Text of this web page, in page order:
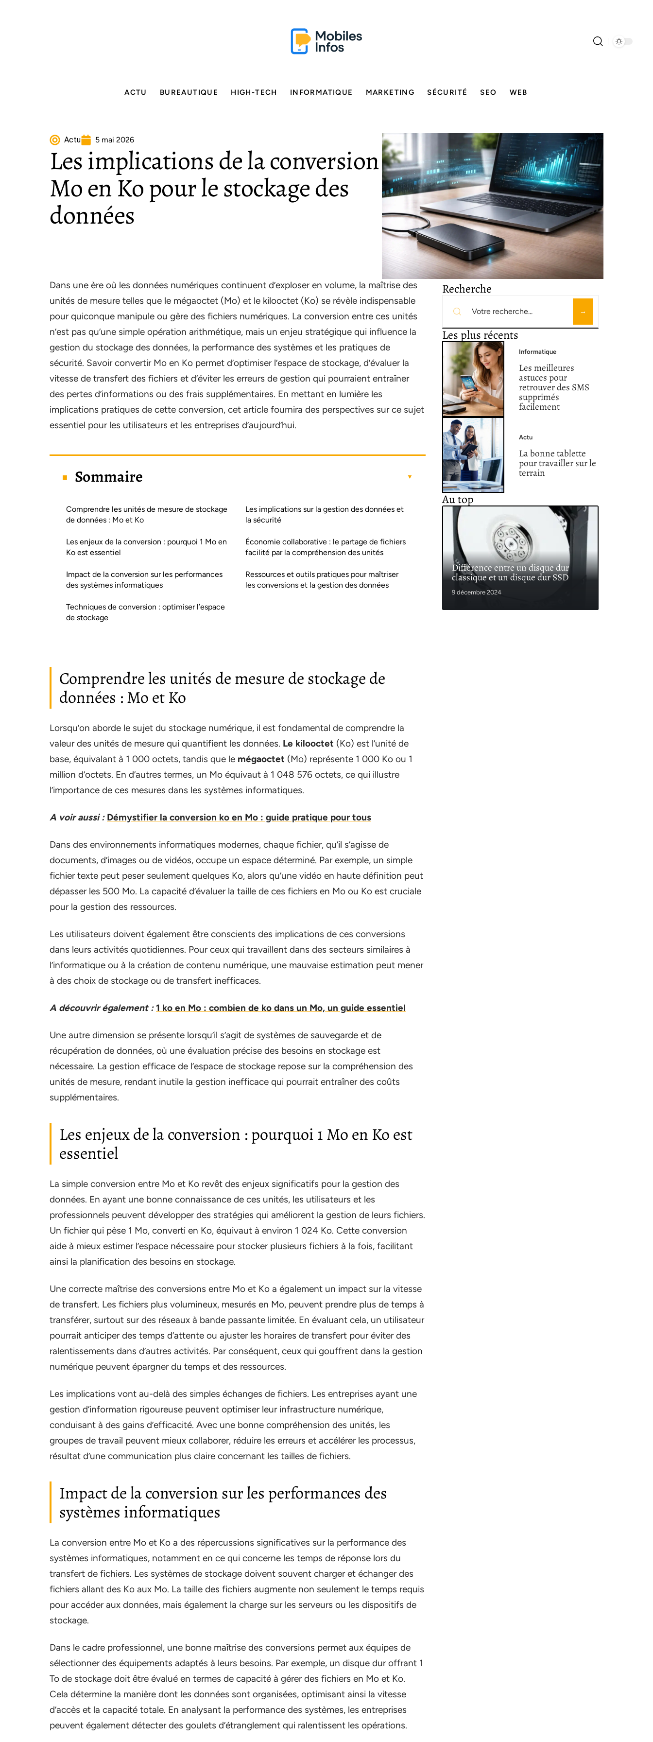
ACTU BUREAUTIQUE HIGH-TECH INFORMATIQUE MARKETING SÉCURITÉ SEO WEB
Actu 5 mai 2026
Les implications de la conversion
Mo en Ko pour le stockage des
données
Dans une ère où les données numériques continuent d’exploser en volume, la maîtrise des
unités de mesure telles que le mégaoctet (Mo) et le kilooctet (Ko) se révèle indispensable
pour quiconque manipule ou gère des fichiers numériques. La conversion entre ces unités
n’est pas qu’une simple opération arithmétique, mais un enjeu stratégique qui influence la
gestion du stockage des données, la performance des systèmes et les pratiques de
sécurité. Savoir convertir Mo en Ko permet d’optimiser l’espace de stockage, d’évaluer la
vitesse de transfert des fichiers et d’éviter les erreurs de gestion qui pourraient entraîner
des pertes d’informations ou des frais supplémentaires. En mettant en lumière les
implications pratiques de cette conversion, cet article fournira des perspectives sur ce sujet
essentiel pour les utilisateurs et les entreprises d’aujourd’hui.
Sommaire
Comprendre les unités de mesure de stockage
de données : Mo et Ko
Les enjeux de la conversion : pourquoi 1 Mo en
Ko est essentiel
Impact de la conversion sur les performances
des systèmes informatiques
Techniques de conversion : optimiser l’espace
de stockage
Les implications sur la gestion des données et
la sécurité
Économie collaborative : le partage de fichiers
facilité par la compréhension des unités
Ressources et outils pratiques pour maîtriser
les conversions et la gestion des données
Comprendre les unités de mesure de stockage de
données : Mo et Ko
Lorsqu’on aborde le sujet du stockage numérique, il est fondamental de comprendre la
valeur des unités de mesure qui quantifient les données. Le kilooctet (Ko) est l’unité de
base, équivalant à 1 000 octets, tandis que le mégaoctet (Mo) représente 1 000 Ko ou 1
million d’octets. En d’autres termes, un Mo équivaut à 1 048 576 octets, ce qui illustre
l’importance de ces mesures dans les systèmes informatiques.
A voir aussi : Démystifier la conversion ko en Mo : guide pratique pour tous
Dans des environnements informatiques modernes, chaque fichier, qu’il s’agisse de
documents, d’images ou de vidéos, occupe un espace déterminé. Par exemple, un simple
fichier texte peut peser seulement quelques Ko, alors qu’une vidéo en haute définition peut
dépasser les 500 Mo. La capacité d’évaluer la taille de ces fichiers en Mo ou Ko est cruciale
pour la gestion des ressources.
Les utilisateurs doivent également être conscients des implications de ces conversions
dans leurs activités quotidiennes. Pour ceux qui travaillent dans des secteurs similaires à
l’informatique ou à la création de contenu numérique, une mauvaise estimation peut mener
à des choix de stockage ou de transfert inefficaces.
A découvrir également : 1 ko en Mo : combien de ko dans un Mo, un guide essentiel
Une autre dimension se présente lorsqu’il s’agit de systèmes de sauvegarde et de
récupération de données, où une évaluation précise des besoins en stockage est
nécessaire. La gestion efficace de l’espace de stockage repose sur la compréhension des
unités de mesure, rendant inutile la gestion inefficace qui pourrait entraîner des coûts
supplémentaires.
Les enjeux de la conversion : pourquoi 1 Mo en Ko est
essentiel
La simple conversion entre Mo et Ko revêt des enjeux significatifs pour la gestion des
données. En ayant une bonne connaissance de ces unités, les utilisateurs et les
professionnels peuvent développer des stratégies qui améliorent la gestion de leurs fichiers.
Un fichier qui pèse 1 Mo, converti en Ko, équivaut à environ 1 024 Ko. Cette conversion
aide à mieux estimer l’espace nécessaire pour stocker plusieurs fichiers à la fois, facilitant
ainsi la planification des besoins en stockage.
Une correcte maîtrise des conversions entre Mo et Ko a également un impact sur la vitesse
de transfert. Les fichiers plus volumineux, mesurés en Mo, peuvent prendre plus de temps à
transférer, surtout sur des réseaux à bande passante limitée. En évaluant cela, un utilisateur
pourrait anticiper des temps d’attente ou ajuster les horaires de transfert pour éviter des
ralentissements dans d’autres activités. Par conséquent, ceux qui gouffrent dans la gestion
numérique peuvent épargner du temps et des ressources.
Les implications vont au-delà des simples échanges de fichiers. Les entreprises ayant une
gestion d’information rigoureuse peuvent optimiser leur infrastructure numérique,
conduisant à des gains d’efficacité. Avec une bonne compréhension des unités, les
groupes de travail peuvent mieux collaborer, réduire les erreurs et accélérer les processus,
résultat d’une communication plus claire concernant les tailles de fichiers.
Impact de la conversion sur les performances des
systèmes informatiques
La conversion entre Mo et Ko a des répercussions significatives sur la performance des
systèmes informatiques, notamment en ce qui concerne les temps de réponse lors du
transfert de fichiers. Les systèmes de stockage doivent souvent charger et échanger des
fichiers allant des Ko aux Mo. La taille des fichiers augmente non seulement le temps requis
pour accéder aux données, mais également la charge sur les serveurs ou les dispositifs de
stockage.
Dans le cadre professionnel, une bonne maîtrise des conversions permet aux équipes de
sélectionner des équipements adaptés à leurs besoins. Par exemple, un disque dur offrant 1
To de stockage doit être évalué en termes de capacité à gérer des fichiers en Mo et Ko.
Cela détermine la manière dont les données sont organisées, optimisant ainsi la vitesse
d’accès et la capacité totale. En analysant la performance des systèmes, les entreprises
peuvent également détecter des goulets d’étranglement qui ralentissent les opérations.
Recherche
Les plus récents
Informatique
Les meilleures
astuces pour
retrouver des SMS
supprimés
facilement
Actu
La bonne tablette
pour travailler sur le
terrain
Au top
Différence entre un disque dur
classique et un disque dur SSD
9 décembre 2024